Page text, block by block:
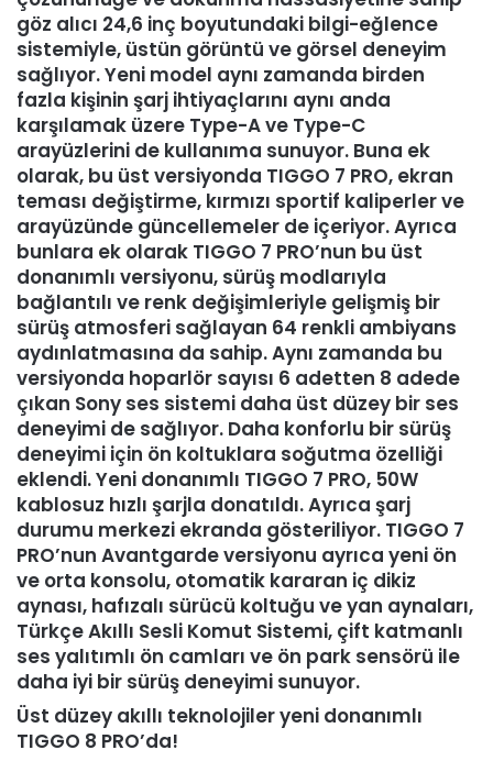
göz alıcı 24,6 inç boyutundaki bilgi-eğlence
sistemiyle, üstün görüntü ve görsel deneyim
sağlıyor. Yeni model aynı zamanda birden
fazla kişinin şarj ihtiyaçlarını aynı anda
karşılamak üzere Type-A ve Type-C
arayüzlerini de kullanıma sunuyor. Buna ek
olarak, bu üst versiyonda TIGGO 7 PRO, ekran
teması değiştirme, kırmızı sportif kaliperler ve
arayüzünde güncellemeler de içeriyor. Ayrıca
bunlara ek olarak TIGGO 7 PRO’nun bu üst
donanımlı versiyonu, sürüş modlarıyla
bağlantılı ve renk değişimleriyle gelişmiş bir
sürüş atmosferi sağlayan 64 renkli ambiyans
aydınlatmasına da sahip. Aynı zamanda bu
versiyonda hoparlör sayısı 6 adetten 8 adede
çıkan Sony ses sistemi daha üst düzey bir ses
deneyimi de sağlıyor. Daha konforlu bir sürüş
deneyimi için ön koltuklara soğutma özelliği
eklendi. Yeni donanımlı TIGGO 7 PRO, 50W
kablosuz hızlı şarjla donatıldı. Ayrıca şarj
durumu merkezi ekranda gösteriliyor. TIGGO 7
PRO’nun Avantgarde versiyonu ayrıca yeni ön
ve orta konsolu, otomatik kararan iç dikiz
aynası, hafızalı sürücü koltuğu ve yan aynaları,
Türkçe Akıllı Sesli Komut Sistemi, çift katmanlı
ses yalıtımlı ön camları ve ön park sensörü ile
daha iyi bir sürüş deneyimi sunuyor.
Üst düzey akıllı teknolojiler yeni donanımlı
TIGGO 8 PRO’da!